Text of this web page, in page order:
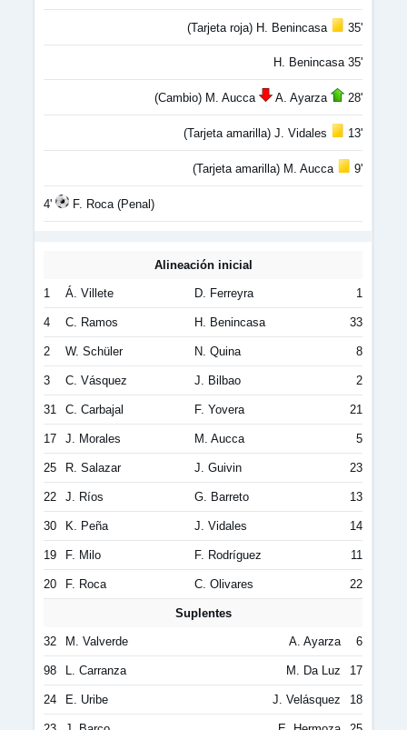
(Tarjeta roja) H. Benincasa 35'
H. Benincasa 35'
(Cambio) M. Aucca A. Ayarza 28'
(Tarjeta amarilla) J. Vidales 13'
(Tarjeta amarilla) M. Aucca 9'
4' F. Roca (Penal)
Alineación inicial
1 Á. Villete D. Ferreyra 1
4 C. Ramos H. Benincasa 33
2 W. Schüler N. Quina 8
3 C. Vásquez J. Bilbao 2
31 C. Carbajal F. Yovera 21
17 J. Morales M. Aucca 5
25 R. Salazar J. Guivin 23
22 J. Ríos G. Barreto 13
30 K. Peña J. Vidales 14
19 F. Milo F. Rodríguez 11
20 F. Roca C. Olivares 22
Suplentes
32 M. Valverde A. Ayarza 6
98 L. Carranza M. Da Luz 17
24 E. Uribe J. Velásquez 18